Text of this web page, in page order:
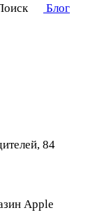
Блог
84
Apple